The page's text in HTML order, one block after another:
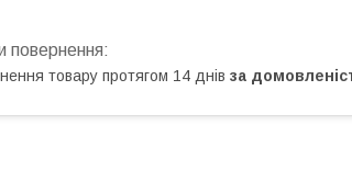
товару протягом 14 днів за